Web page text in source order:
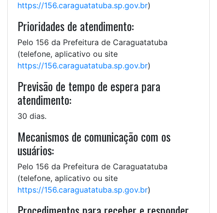
https://156.caraguatatuba.sp.gov.br)
Prioridades de atendimento:
Pelo 156 da Prefeitura de Caraguatatuba
(telefone, aplicativo ou site
https://156.caraguatatuba.sp.gov.br)
Previsão de tempo de espera para
atendimento:
30 dias.
Mecanismos de comunicação com os
usuários:
Pelo 156 da Prefeitura de Caraguatatuba
(telefone, aplicativo ou site
https://156.caraguatatuba.sp.gov.br)